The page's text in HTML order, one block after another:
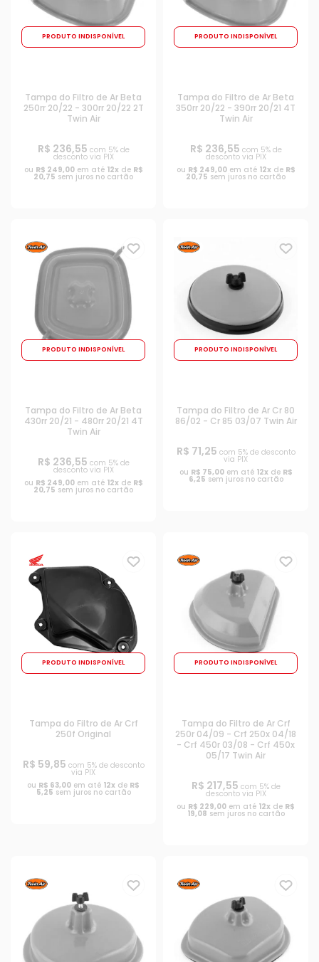
PRODUTO INDISPONÍVEL
Tampa do Filtro de Ar Beta
250rr 20/22 - 300rr 20/22 2T
Twin Air
R$ 236,55 com 5% de
desconto via PIX
ou R$ 249,00em até 12xde R$
20,75 sem juros no cartão
PRODUTO INDISPONÍVEL
Tampa do Filtro de Ar Beta
350rr 20/22 - 390rr 20/21 4T
Twin Air
R$ 236,55 com 5% de
desconto via PIX
ou R$ 249,00em até 12xde R$
20,75 sem juros no cartão
PRODUTO INDISPONÍVEL
Tampa do Filtro de Ar Beta
430rr 20/21 - 480rr 20/21 4T
Twin Air
R$ 236,55 com 5% de
desconto via PIX
ou R$ 249,00em até 12xde R$
20,75 sem juros no cartão
PRODUTO INDISPONÍVEL
Tampa do Filtro de Ar Cr 80
86/02 - Cr 85 03/07 Twin Air
R$ 71,25 com 5% de desconto
via PIX
ou R$ 75,00em até 12xde R$
6,25 sem juros no cartão
PRODUTO INDISPONÍVEL
Tampa do Filtro de Ar Crf
250f Original
R$ 59,85 com 5% de desconto
via PIX
ou R$ 63,00 em até 12x de R$
5,25 sem juros no cartão
PRODUTO INDISPONÍVEL
Tampa do Filtro de Ar Crf
250r 04/09 - Crf 250x 04/18
- Crf 450r 03/08 - Crf 450x
05/17 Twin Air
R$ 217,55 com 5% de
desconto via PIX
ou R$ 229,00 em até 12x de R$
19,08 sem juros no cartão